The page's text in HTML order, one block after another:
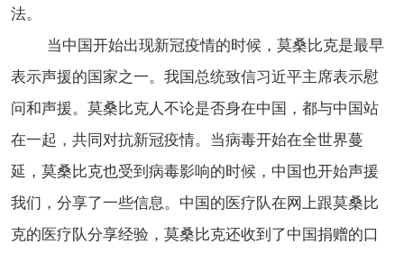
法。
当中国开始出现新冠疫情的时候，莫桑比克是最早
表示声援的国家之一。我国总统致信习近平主席表示慰
问和声援。莫桑比克人不论是否身在中国，都与中国站
在一起，共同对抗新冠疫情。当病毒开始在全世界蔓
延，莫桑比克也受到病毒影响的时候，中国也开始声援
我们，分享了一些信息。中国的医疗队在网上跟莫桑比
克的医疗队分享经验，莫桑比克还收到了中国捐赠的口